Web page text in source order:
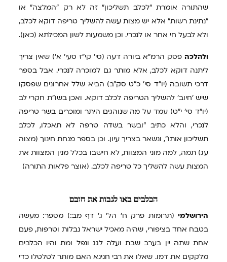
שהתורה אומרת "לכלב תשליכון" זה לא רק "המלצה" או
"נתינת רשות" אלא יש מצות עשה להשליך טריפה דוקא לכלב,
ולא לבעל חי אחר או לנכרי. וכן משמעות לשון המכילתא (כאן).
ולהלכה פסק הרמ"א ביורה דעה (סי' קי"ז סעי' א') שאין צריך
ליתנה דוקא לכלב, אלא מותר גם למוכרה לנכרי. אבל בספר
דרכי תשובה (יו"ד סי' כ"ט סק"ב) הביא שלל אחרונים שפסקו
שיש 'חיוב' להשליך הטריפה לכלב דוקא. ואכן בשו"ת חקרי לב
(יו"ד סי' י"ט) עמד על מה שנוהגים היתר ומוכרים בשר טריפה
לנכרי, והלא כתיב "ובשר בשדה טרפה לא תאכלו, לכלב
תשליכון אותו", ונשאר בצריך עיון. וכן בספר מנחת חינוך (מצוה
עג) תמה, למה מוני המצוות, לא חישבו בכלל מנין המצוות את
המצות עשה להשליך כל טריפה לכלב. (אוצר פלאות התורה)
הכלבים באו לגבות את חובם
הירושלמי (תרומות פרק ח' הל' ג' דף מב:) מספר: מעשה
בטבח אחד בציפורי, שהיה מאכיל ישראל נבלות וטרפות, פעם
אחת שתה יין בערב שבת ועלה לגג ונפל ומת והיו הכלבים
מלקקים את דמו. שאלו את רבי חנינא האם מותר לטלטלו כדי